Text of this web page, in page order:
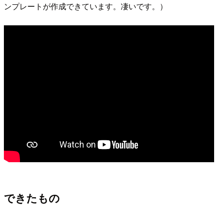
ンプレートが作成できています。凄いです。）
できたもの